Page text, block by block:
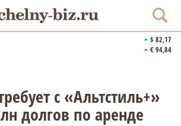
$ 82,17
€ 94,84
с «Альтстиль+»
долгов по аренде